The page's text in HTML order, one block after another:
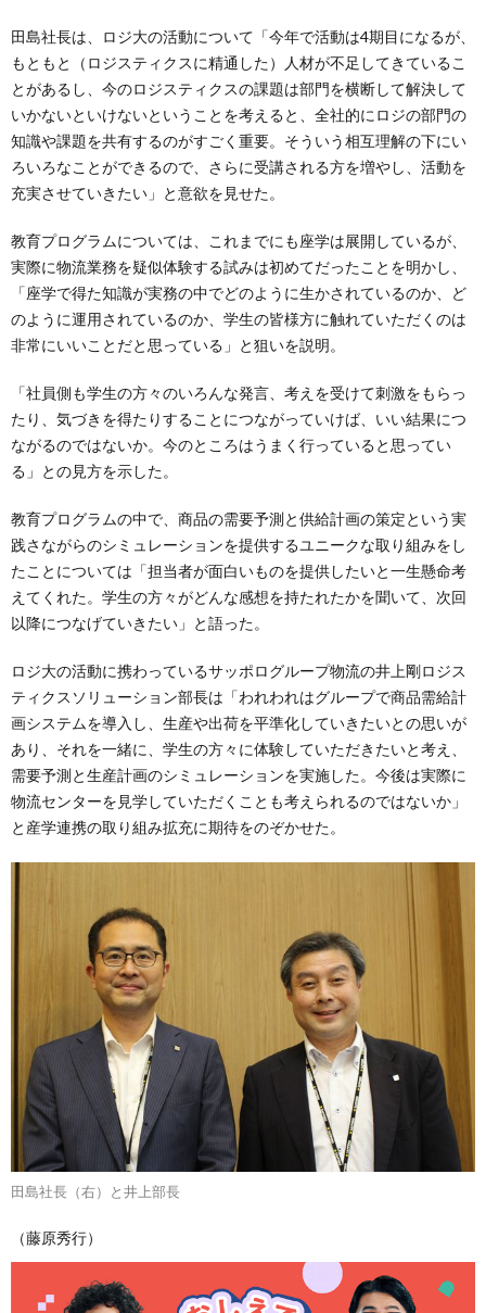
田島社長は、ロジ大の活動について「今年で活動は4期目になるが、
もともと（ロジスティクスに精通した）人材が不足してきているこ
とがあるし、今のロジスティクスの課題は部門を横断して解決して
いかないといけないということを考えると、全社的にロジの部門の
知識や課題を共有するのがすごく重要。そういう相互理解の下にい
ろいろなことができるので、さらに受講される方を増やし、活動を
充実させていきたい」と意欲を見せた。
教育プログラムについては、これまでにも座学は展開しているが、
実際に物流業務を疑似体験する試みは初めてだったことを明かし、
「座学で得た知識が実務の中でどのように生かされているのか、ど
のように運用されているのか、学生の皆様方に触れていただくのは
非常にいいことだと思っている」と狙いを説明。
「社員側も学生の方々のいろんな発言、考えを受けて刺激をもらっ
たり、気づきを得たりすることにつながっていけば、いい結果につ
ながるのではないか。今のところはうまく行っていると思ってい
る」との見方を示した。
教育プログラムの中で、商品の需要予測と供給計画の策定という実
践さながらのシミュレーションを提供するユニークな取り組みをし
たことについては「担当者が面白いものを提供したいと一生懸命考
えてくれた。学生の方々がどんな感想を持たれたかを聞いて、次回
以降につなげていきたい」と語った。
ロジ大の活動に携わっているサッポログループ物流の井上剛ロジス
ティクスソリューション部長は「われわれはグループで商品需給計
画システムを導入し、生産や出荷を平準化していきたいとの思いが
あり、それを一緒に、学生の方々に体験していただきたいと考え、
需要予測と生産計画のシミュレーションを実施した。今後は実際に
物流センターを見学していただくことも考えられるのではないか」
と産学連携の取り組み拡充に期待をのぞかせた。
田島社長（右）と井上部長
（藤原秀行）